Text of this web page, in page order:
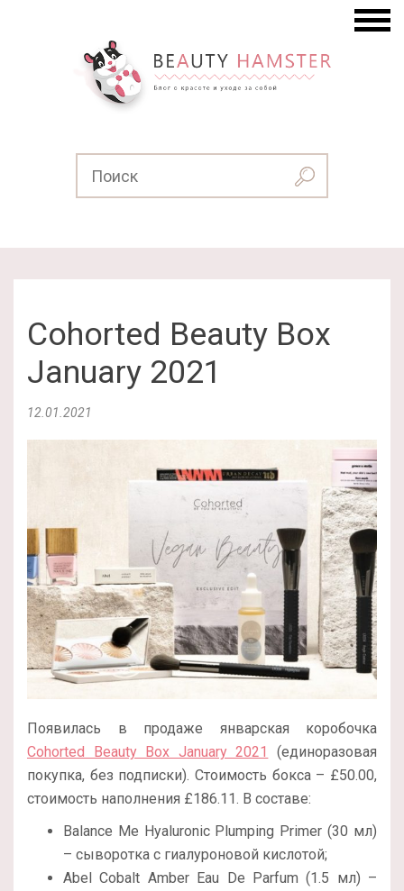
Cohorted Beauty Box
January 2021
12.01.2021
Появилась в продаже январская коробочка
Cohorted Beauty Box January 2021
(единоразовая
покупка, без подписки). Стоимость бокса – £50.00,
стоимость наполнения £186.11. В составе:
Balance Me Hyaluronic Plumping Primer (30 мл)
– сыворотка с гиалуроновой кислотой;
Abel Cobalt Amber Eau De Parfum (1.5 мл) –